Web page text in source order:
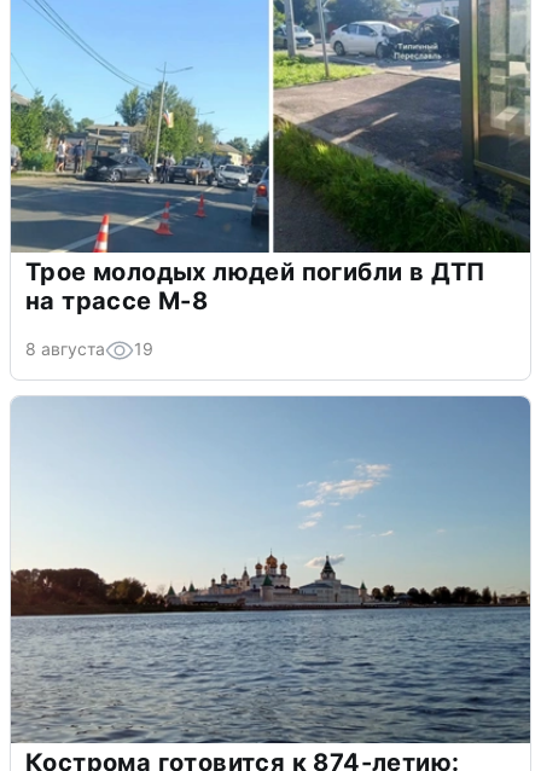
Трое молодых людей погибли в ДТП
на трассе М-8
8 августа 19
Кострома готовится к 874-летию: